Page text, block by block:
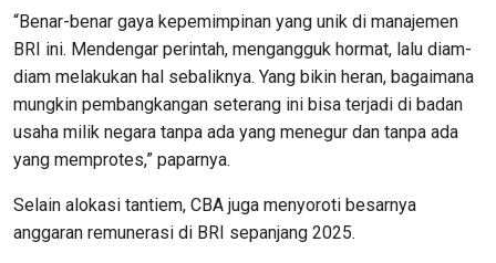
“Benar-benar gaya kepemimpinan yang unik di manajemen
BRI ini. Mendengar perintah, mengangguk hormat, lalu diam-
diam melakukan hal sebaliknya. Yang bikin heran, bagaimana
mungkin pembangkangan seterang ini bisa terjadi di badan
usaha milik negara tanpa ada yang menegur dan tanpa ada
yang memprotes,” paparnya.
Selain alokasi tantiem, CBA juga menyoroti besarnya
anggaran remunerasi di BRI sepanjang 2025.